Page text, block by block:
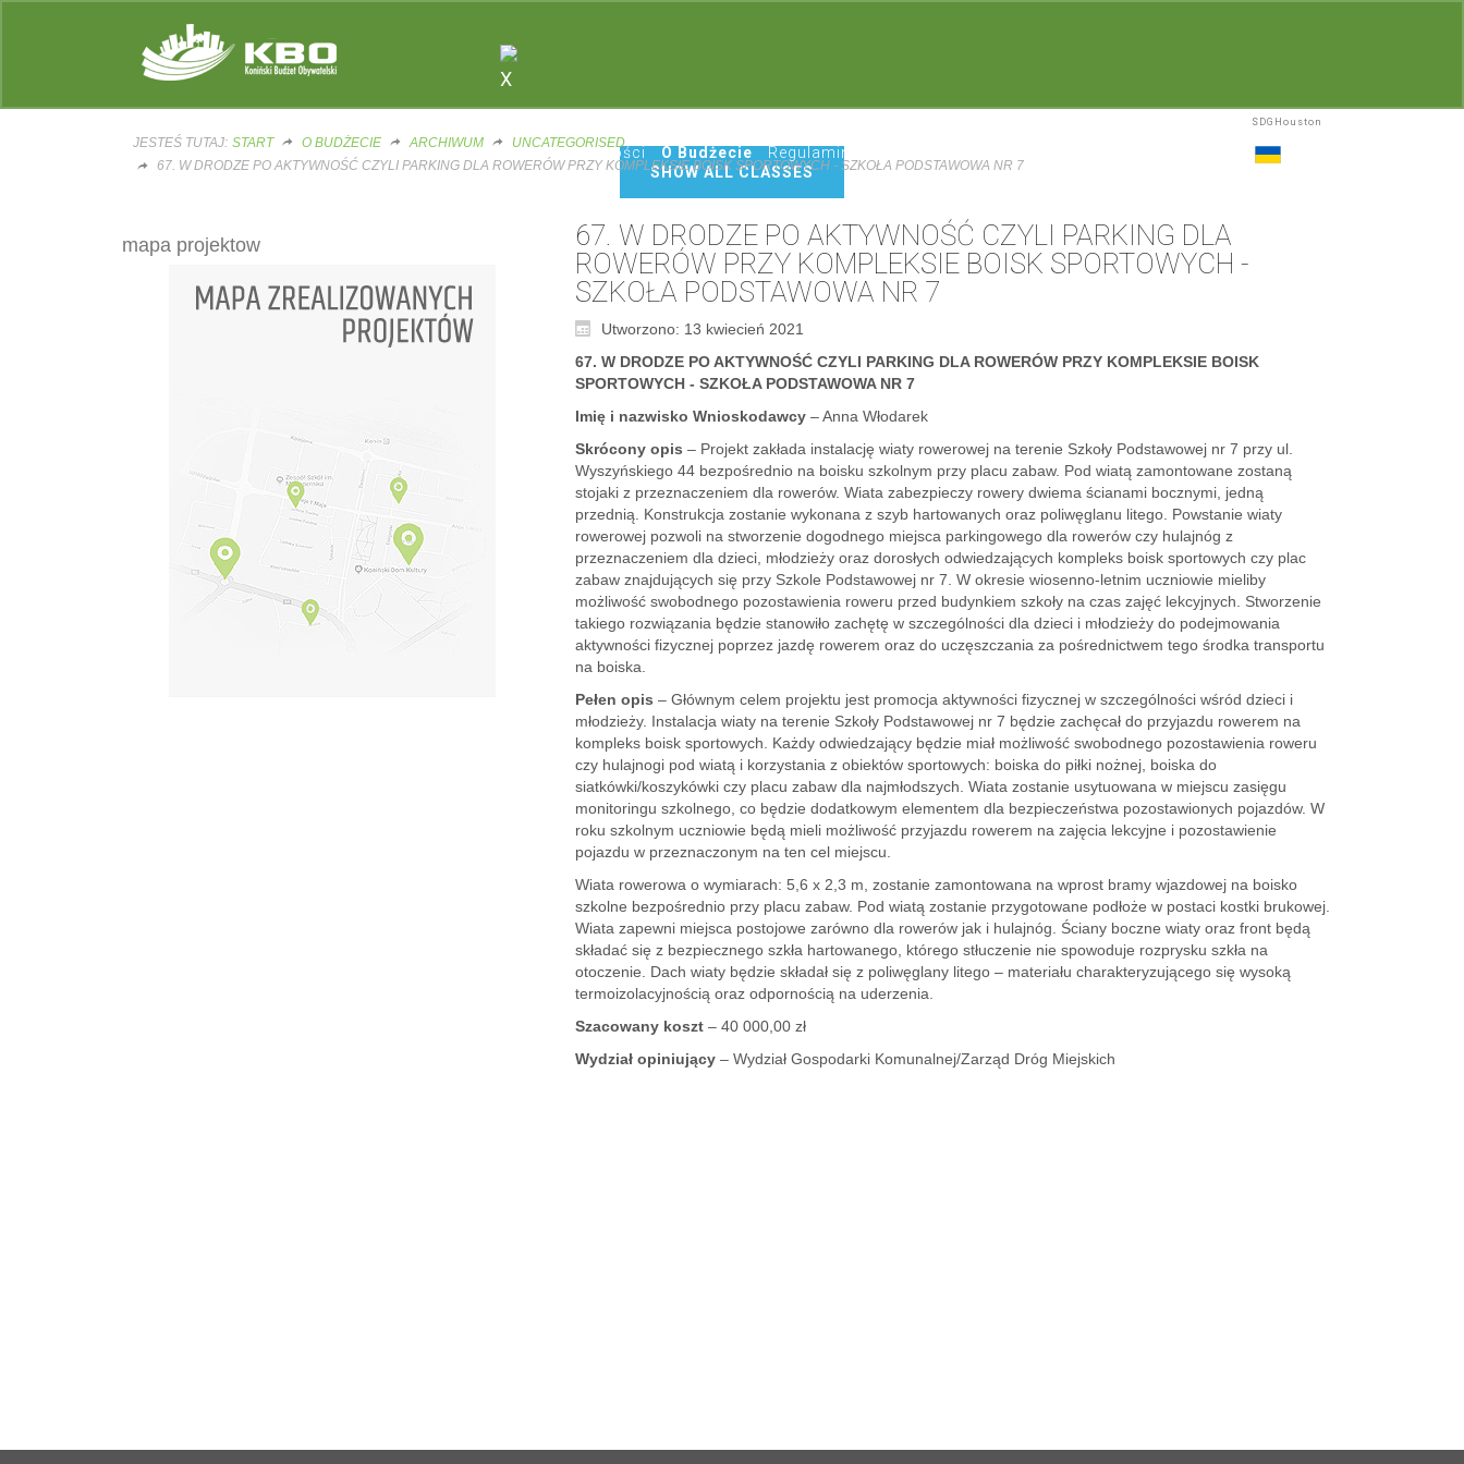
X
SDGHouston
Start Aktualności O Budżecie Regulamin KBO
SHOW ALL CLASSES
JESTEŚ TUTAJ: START O BUDŻECIE ARCHIWUM
UNCATEGORISED
67. W DRODZE PO AKTYWNOŚĆ CZYLI PARKING DLA ROWERÓW PRZY KOMPLEKSIE BOISK SPORTOWYCH - SZKOŁA PODSTAWOWA NR 7
mapa projektow
67. W DRODZE PO AKTYWNOŚĆ CZYLI PARKING DLA
ROWERÓW PRZY KOMPLEKSIE BOISK SPORTOWYCH -
SZKOŁA PODSTAWOWA NR 7
Utworzono: 13 kwiecień 2021
67. W DRODZE PO AKTYWNOŚĆ CZYLI PARKING DLA ROWERÓW PRZY KOMPLEKSIE BOISK
SPORTOWYCH - SZKOŁA PODSTAWOWA NR 7
Imię i nazwisko Wnioskodawcy– Anna Włodarek
Skrócony opis – Projekt zakłada instalację wiaty rowerowej na terenie Szkoły Podstawowej nr 7 przy ul.
Wyszyńskiego 44 bezpośrednio na boisku szkolnym przy placu zabaw. Pod wiatą zamontowane zostaną
stojaki z przeznaczeniem dla rowerów. Wiata zabezpieczy rowery dwiema ścianami bocznymi, jedną
przednią. Konstrukcja zostanie wykonana z szyb hartowanych oraz poliwęglanu litego. Powstanie wiaty
rowerowej pozwoli na stworzenie dogodnego miejsca parkingowego dla rowerów czy hulajnóg z
przeznaczeniem dla dzieci, młodzieży oraz dorosłych odwiedzających kompleks boisk sportowych czy plac
zabaw znajdujących się przy Szkole Podstawowej nr 7. W okresie wiosenno-letnim uczniowie mieliby
możliwość swobodnego pozostawienia roweru przed budynkiem szkoły na czas zajęć lekcyjnych. Stworzenie
takiego rozwiązania będzie stanowiło zachętę w szczególności dla dzieci i młodzieży do podejmowania
aktywności fizycznej poprzez jazdę rowerem oraz do uczęszczania za pośrednictwem tego środka transportu
na boiska.
Pełen opis – Głównym celem projektu jest promocja aktywności fizycznej w szczególności wśród dzieci i
młodzieży. Instalacja wiaty na terenie Szkoły Podstawowej nr 7 będzie zachęcał do przyjazdu rowerem na
kompleks boisk sportowych. Każdy odwiedzający będzie miał możliwość swobodnego pozostawienia roweru
czy hulajnogi pod wiatą i korzystania z obiektów sportowych: boiska do piłki nożnej, boiska do
siatkówki/koszykówki czy placu zabaw dla najmłodszych. Wiata zostanie usytuowana w miejscu zasięgu
monitoringu szkolnego, co będzie dodatkowym elementem dla bezpieczeństwa pozostawionych pojazdów. W
roku szkolnym uczniowie będą mieli możliwość przyjazdu rowerem na zajęcia lekcyjne i pozostawienie
pojazdu w przeznaczonym na ten cel miejscu.
Wiata rowerowa o wymiarach: 5,6 x 2,3 m, zostanie zamontowana na wprost bramy wjazdowej na boisko
szkolne bezpośrednio przy placu zabaw. Pod wiatą zostanie przygotowane podłoże w postaci kostki brukowej.
Wiata zapewni miejsca postojowe zarówno dla rowerów jak i hulajnóg. Ściany boczne wiaty oraz front będą
składać się z bezpiecznego szkła hartowanego, którego stłuczenie nie spowoduje rozprysku szkła na
otoczenie. Dach wiaty będzie składał się z poliwęglany litego – materiału charakteryzującego się wysoką
termoizolacyjnością oraz odpornością na uderzenia.
Szacowany koszt– 40 000,00 zł
Wydział opiniujący– Wydział Gospodarki Komunalnej/Zarząd Dróg Miejskich